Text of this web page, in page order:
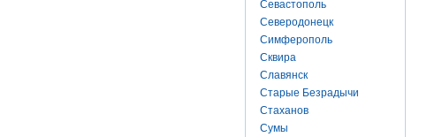
Севастополь
Северодонецк
Симферополь
Сквира
Славянск
Старые Безрадычи
Стаханов
Сумы